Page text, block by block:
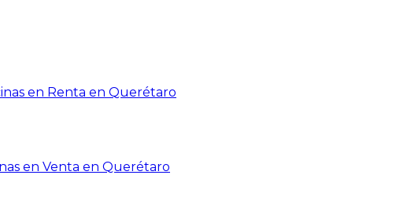
en Renta en Querétaro
en Venta en Querétaro